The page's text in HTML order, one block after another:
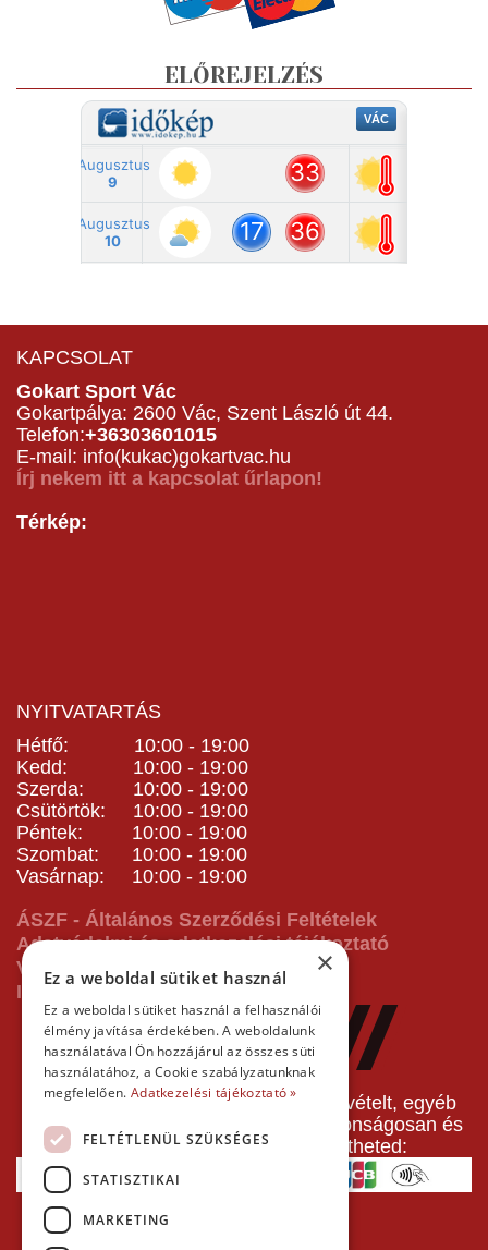
ELŐREJELZÉS
KAPCSOLAT
Gokart Sport Vác
Gokartpálya: 2600 Vác, Szent László út 44.
Telefon:+36303601015
E-mail: info(kukac)gokartvac.hu
Írj nekem itt a kapcsolat űrlapon!
Térkép:
NYITVATARTÁS
Hétfő: 10:00 - 19:00
Kedd: 10:00 - 19:00
Szerda: 10:00 - 19:00
Csütörtök: 10:00 - 19:00
Péntek: 10:00 - 19:00
Szombat: 10:00 - 19:00
Vasárnap: 10:00 - 19:00
ÁSZF - Általános Szerződési Feltételek
Adatvédelmi és adatkezelési tájékoztató
Vásárlás előtti tájékoztató
Impresszum
A pályafoglalást, gokartverseny részvételt, egyéb
termékeinket, szolgáltatásainkat biztonságosan és
gyorsan bankkártyával is kifizetheted:
×
Ez a weboldal sütiket használ
Ez a weboldal sütiket használ a felhasználói
élmény javítása érdekében. A weboldalunk
használatával Ön hozzájárul az összes süti
használatához, a Cookie szabályzatunknak
megfelelően. Adatkezelési tájékoztató »
FELTÉTLENÜL SZÜKSÉGES
STATISZTIKAI
MARKETING